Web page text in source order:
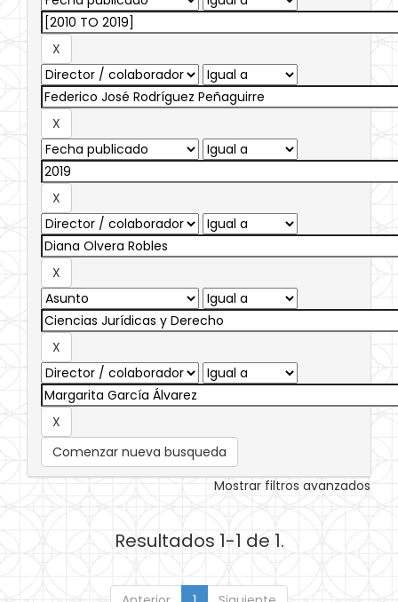
Comenzar nueva busqueda
Mostrar filtros avanzados
Resultados 1-1 de 1.